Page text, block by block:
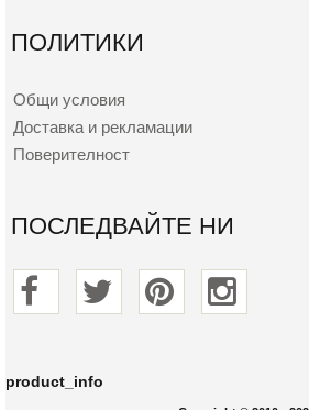
ПОЛИТИКИ
Общи условия
Доставка и рекламации
Поверителност
ПОСЛЕДВАЙТЕ НИ
product_info